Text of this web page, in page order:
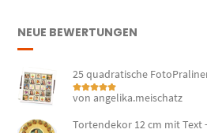
NEUE BEWERTUNGEN
25 quadratische
Bewertet mit
von angelika.meischatz
Tortendekor 12 cm mit Text